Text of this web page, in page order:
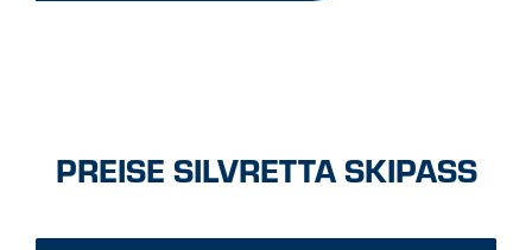
PREISE SILVRETTA SKIPASS